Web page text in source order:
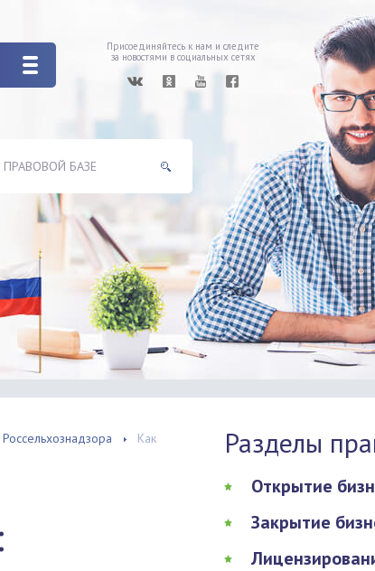
Присоединяйтесь к нам и следите
за новостями в социальных сетях
Как
Разделы
Открытие
Закрытие